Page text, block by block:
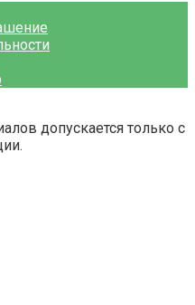
допускается только с